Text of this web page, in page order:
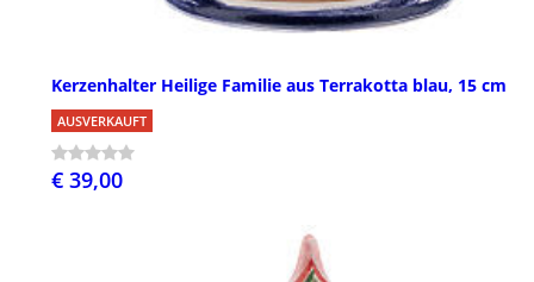
Kerzenhalter Heilige Familie aus Terrakotta blau, 15 cm
AUSVERKAUFT
€ 39,00